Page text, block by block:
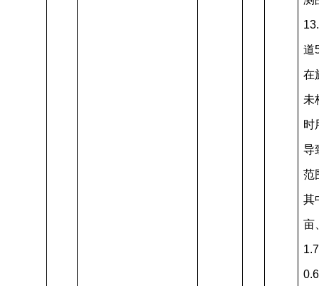
道
在
未
时
导
范
其
亩